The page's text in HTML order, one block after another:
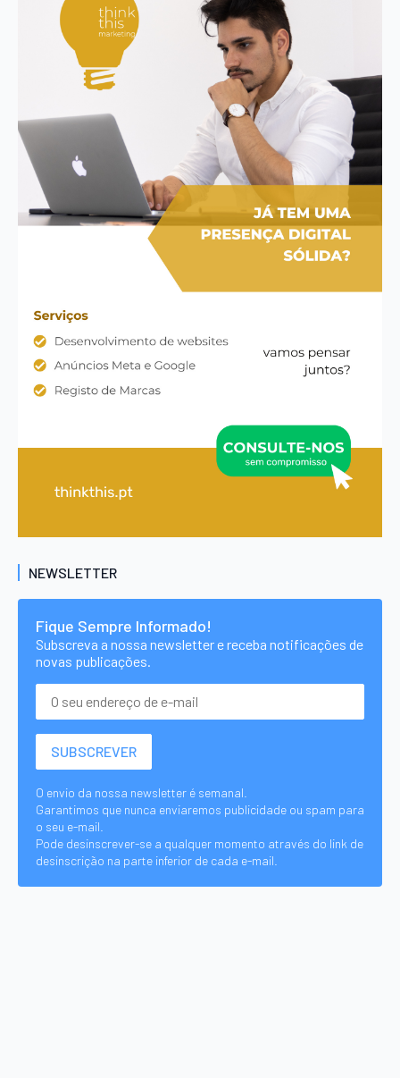
NEWSLETTER
Fique Sempre Informado!
Subscreva a nossa newsletter e receba notificações de
novas publicações.
O envio da nossa newsletter é semanal.
Garantimos que nunca enviaremos publicidade ou spam para
o seu e-mail.
Pode desinscrever-se a qualquer momento através do link de
desinscrição na parte inferior de cada e-mail.